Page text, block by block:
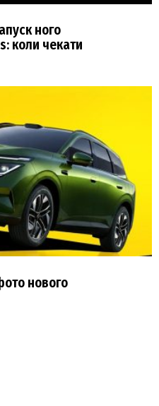
ного
коли чекати
нового